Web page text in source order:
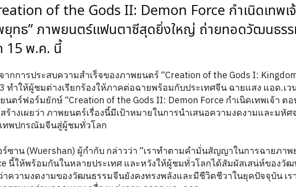
of the Gods II: Demon Force กำเนิดเทพเ
ยุทธ” ภาพยนตร์แฟนตาซีสุดยิ่งใหญ่ ถ่ายทอดวัฒนธรร
15 พ.ค. นี้
ากการประสบความสำเร็จของภาพยนตร์ “Creation of the Gods I:
ทำให้ผู้ชมต่างเรียกร้องให้ภาคต่อฉายพร้อมกับประเทศจีน ฉายแสง แอด.เว
นตร์ฟอร์มยักษ์ “Creation of the Gods II: Demon Force กำเนิดเทพเจ้า ต
ร้างเผยว่า ภาพยนตร์เรื่องนี้มีเป้าหมายในการนำเสนอความงดงามและมหั
ทพปกรณัมจีนสู่ผู้ชมทั่วโลก
ร์ซาน (Wuershan) ผู้กำกับ กล่าวว่า “เราทำตามคำมั่นสัญญาในการฉายภา
นี้ให้พร้อมกันในหลายประเทศ และหวังให้ผู้ชมทั่วโลกได้สัมผัสเสน่ห์ของวั
าความงดงามของวัฒนธรรมจีนยังคงทรงพลังและมีชีวิตชีวาในยุคปัจจุบัน เ